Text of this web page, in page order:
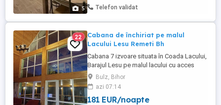
5
,Frigider , Loc de grătar , Terasa , Loc
Telefon validat
22
Cabana de închiriat pe malul
Lacului Lesu Remeti Bh
Cabana 7 izvoare situata în Coada Lacului,
Barajul Lesu pe malul lacului cu acces
direct va așteaptă sa va bucurați de o
panorama deosebita, liniște, aer curat și
relaxare în mijlocul naturii. Capacitatea
maxima de cazare este 16 persoane în 4
Bulz, Bihor
azi 07:14
181 EUR/noapte